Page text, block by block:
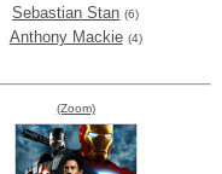
Sebastian Stan (6)
Anthony Mackie (4)
(Zoom)